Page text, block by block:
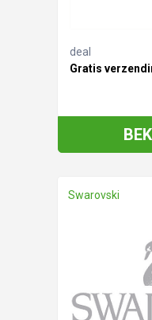
deal
Gratis
Swarovski